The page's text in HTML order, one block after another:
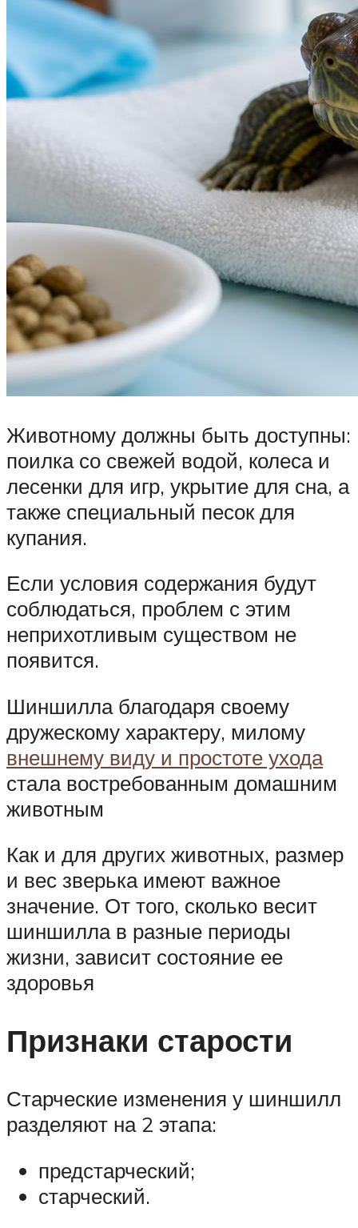
Животному должны быть доступны:
поилка со свежей водой, колеса и
лесенки для игр, укрытие для сна, а
также специальный песок для
купания.
Если условия содержания будут
соблюдаться, проблем с этим
неприхотливым существом не
появится.
Шиншилла благодаря своему
дружескому характеру, милому
внешнему виду и простоте ухода
стала востребованным домашним
животным
Как и для других животных, размер
и вес зверька имеют важное
значение. От того, сколько весит
шиншилла в разные периоды
жизни, зависит состояние ее
здоровья
Признаки старости
Старческие изменения у шиншилл
разделяют на 2 этапа:
предстарческий;
старческий.